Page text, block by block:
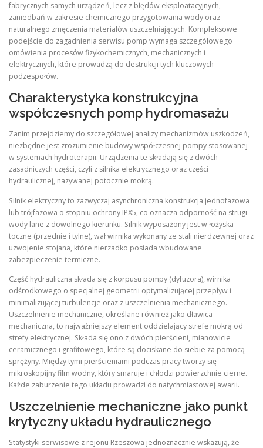
fabrycznych samych urządzeń, lecz z błędów eksploatacyjnych,
zaniedbań w zakresie chemicznego przygotowania wody oraz
naturalnego zmęczenia materiałów uszczelniających. Kompleksowe
podejście do zagadnienia serwisu pomp wymaga szczegółowego
omówienia procesów fizykochemicznych, mechanicznych i
elektrycznych, które prowadzą do destrukcji tych kluczowych
podzespołów.
Charakterystyka konstrukcyjna
współczesnych pomp hydromasażu
Zanim przejdziemy do szczegółowej analizy mechanizmów uszkodzeń,
niezbędne jest zrozumienie budowy współczesnej pompy stosowanej
w systemach hydroterapii. Urządzenia te składają się z dwóch
zasadniczych części, czyli z silnika elektrycznego oraz części
hydraulicznej, nazywanej potocznie mokrą.
Silnik elektryczny to zazwyczaj asynchroniczna konstrukcja jednofazowa
lub trójfazowa o stopniu ochrony IPX5, co oznacza odporność na strugi
wody lane z dowolnego kierunku. Silnik wyposażony jest w łożyska
toczne (przednie i tylne), wał wirnika wykonany ze stali nierdzewnej oraz
uzwojenie stojana, które nierzadko posiada wbudowane
zabezpieczenie termiczne.
Część hydrauliczna składa się z korpusu pompy (dyfuzora), wirnika
odśrodkowego o specjalnej geometrii optymalizującej przepływ i
minimalizującej turbulencje oraz z uszczelnienia mechanicznego.
Uszczelnienie mechaniczne, określane również jako dławica
mechaniczna, to najważniejszy element oddzielający strefę mokrą od
strefy elektrycznej. Składa się ono z dwóch pierścieni, mianowicie
ceramicznego i grafitowego, które są dociskane do siebie za pomocą
sprężyny. Między tymi pierścieniami podczas pracy tworzy się
mikroskopijny film wodny, który smaruje i chłodzi powierzchnie cierne.
Każde zaburzenie tego układu prowadzi do natychmiastowej awarii.
Uszczelnienie mechaniczne jako punkt
krytyczny układu hydraulicznego
Statystyki serwisowe z rejonu Rzeszowa jednoznacznie wskazują, że